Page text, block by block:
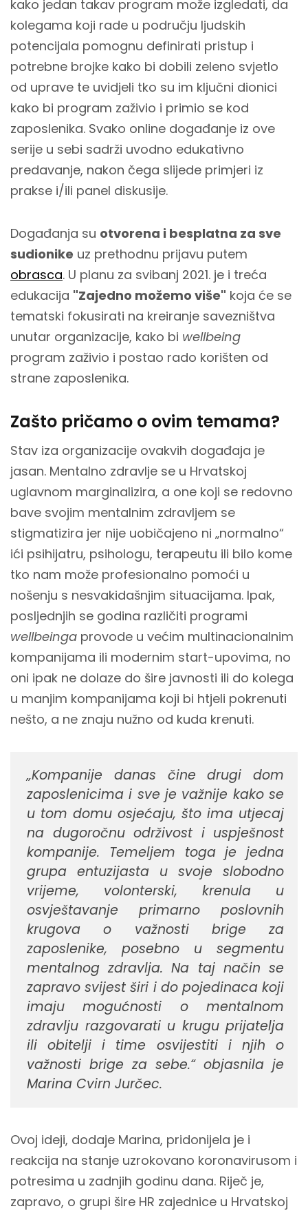
kako jedan takav program može izgledati, da
kolegama koji rade u području ljudskih
potencijala pomognu definirati pristup i
potrebne brojke kako bi dobili zeleno svjetlo
od uprave te uvidjeli tko su im ključni dionici
kako bi program zaživio i primio se kod
zaposlenika. Svako online događanje iz ove
serije u sebi sadrži uvodno edukativno
predavanje, nakon čega slijede primjeri iz
prakse i/ili panel diskusije.
Događanja su otvorena i besplatna za sve
sudionike uz prethodnu prijavu putem
obrasca. U planu za svibanj 2021. je i treća
edukacija "Zajedno možemo više" koja će se
tematski fokusirati na kreiranje savezništva
unutar organizacije, kako bi wellbeing
program zaživio i postao rado korišten od
strane zaposlenika.
Zašto pričamo o ovim temama?
Stav iza organizacije ovakvih događaja je
jasan. Mentalno zdravlje se u Hrvatskoj
uglavnom marginalizira, a one koji se redovno
bave svojim mentalnim zdravljem se
stigmatizira jer nije uobičajeno ni „normalno“
ići psihijatru, psihologu, terapeutu ili bilo kome
tko nam može profesionalno pomoći u
nošenju s nesvakidašnjim situacijama. Ipak,
posljednjih se godina različiti programi
wellbeinga provode u većim multinacionalnim
kompanijama ili modernim start-upovima, no
oni ipak ne dolaze do šire javnosti ili do kolega
u manjim kompanijama koji bi htjeli pokrenuti
nešto, a ne znaju nužno od kuda krenuti.
„Kompanije danas čine drugi dom
zaposlenicima i sve je važnije kako se
u tom domu osjećaju, što ima utjecaj
na dugoročnu održivost i uspješnost
kompanije. Temeljem toga je jedna
grupa entuzijasta u svoje slobodno
vrijeme, volonterski, krenula u
osvještavanje primarno poslovnih
krugova o važnosti brige za
zaposlenike, posebno u segmentu
mentalnog zdravlja. Na taj način se
zapravo svijest širi i do pojedinaca koji
imaju mogućnosti o mentalnom
zdravlju razgovarati u krugu prijatelja
ili obitelji i time osvijestiti i njih o
važnosti brige za sebe.“ objasnila je
Marina Cvirn Jurčec.
Ovoj ideji, dodaje Marina, pridonijela je i
reakcija na stanje uzrokovano koronavirusom i
potresima u zadnjih godinu dana. Riječ je,
zapravo, o grupi šire HR zajednice u Hrvatskoj